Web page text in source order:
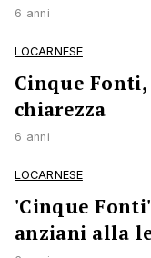
6 anni
LOCARNESE
Cinque
chiarezza
6 anni
LOCARNESE
'Cinque
anziani alla